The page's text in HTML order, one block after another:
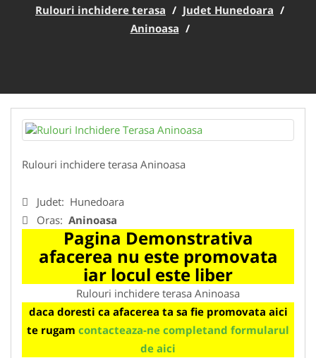
Rulouri inchidere terasa / Judet Hunedoara /
Aninoasa /
Rulouri inchidere terasa Aninoasa
Judet: Hunedoara
Oras: Aninoasa
Pagina Demonstrativa
afacerea nu este promovata
iar locul este liber
Rulouri inchidere terasa Aninoasa
daca doresti ca afacerea ta sa fie promovata aici
te rugam contacteaza-ne completand formularul
de aici